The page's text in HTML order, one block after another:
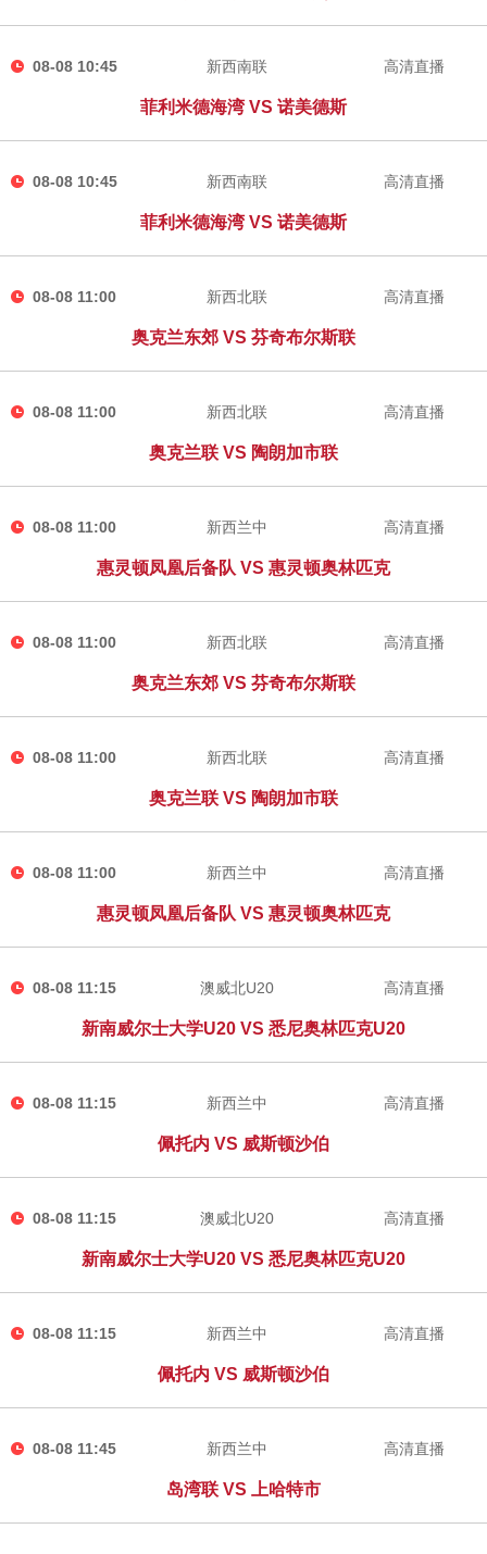
08-08 10:45 新西南联
菲利米德海湾 VS 诺美德斯
高清直播
08-08 10:45 新西南联
菲利米德海湾 VS 诺美德斯
高清直播
08-08 11:00 新西北联
奥克兰东郊 VS 芬奇布尔斯联
高清直播
08-08 11:00 新西北联
奥克兰联 VS 陶朗加市联
高清直播
08-08 11:00 新西兰中
惠灵顿凤凰后备队 VS 惠灵顿奥林匹克
高清直播
08-08 11:00 新西北联
奥克兰东郊 VS 芬奇布尔斯联
高清直播
08-08 11:00 新西北联
奥克兰联 VS 陶朗加市联
高清直播
08-08 11:00 新西兰中
惠灵顿凤凰后备队 VS 惠灵顿奥林匹克
高清直播
08-08 11:15 澳威北U20
新南威尔士大学U20 VS 悉尼奥林匹克U20
高清直播
08-08 11:15 新西兰中
佩托内 VS 威斯顿沙伯
高清直播
08-08 11:15 澳威北U20
新南威尔士大学U20 VS 悉尼奥林匹克U20
高清直播
08-08 11:15 新西兰中
佩托内 VS 威斯顿沙伯
高清直播
08-08 11:45 新西兰中
岛湾联 VS 上哈特市
高清直播